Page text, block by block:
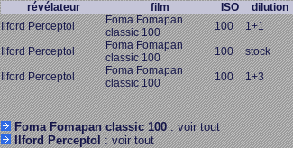
révélateur film ISO dilution
Ilford Perceptol
Foma Fomapan
classic 100
100 1+1
Ilford Perceptol
Foma Fomapan
classic 100
100 stock
Ilford Perceptol
Foma Fomapan
classic 100
100 1+3
Foma Fomapan classic 100: voir tout
Ilford Perceptol: voir tout